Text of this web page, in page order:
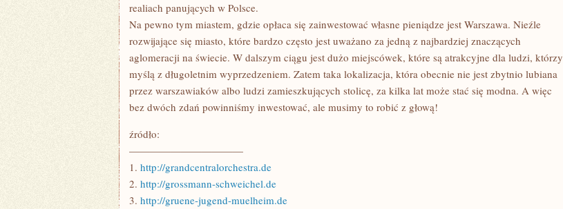
realiach panujących w Polsce.
Na pewno tym miastem, gdzie opłaca się zainwestować własne pieniądze jest Warszawa. Nieźle
rozwijające się miasto, które bardzo często jest uważano za jedną z najbardziej znaczących
aglomeracji na świecie. W dalszym ciągu jest dużo miejscówek, które są atrakcyjne dla ludzi, którzy
myślą z długoletnim wyprzedzeniem. Zatem taka lokalizacja, która obecnie nie jest zbytnio lubiana
przez warszawiaków albo ludzi zamieszkujących stolicę, za kilka lat może stać się modna. A więc
bez dwóch zdań powinniśmy inwestować, ale musimy to robić z głową!
źródło:
———————————
1. http://grandcentralorchestra.de
2. http://grossmann-schweichel.de
3. http://gruene-jugend-muelheim.de